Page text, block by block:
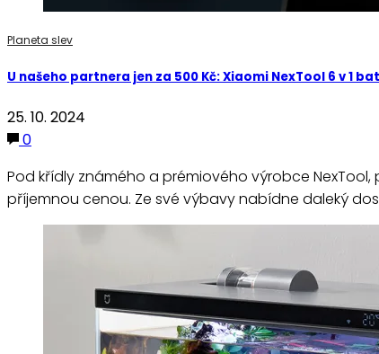
Planeta slev
U našeho partnera jen za 500 Kč: Xiaomi NexTool 6 v 1
25. 10. 2024
0
Pod křídly známého a prémiového výrobce
příjemnou cenou. Ze své výbavy nabídne daleký